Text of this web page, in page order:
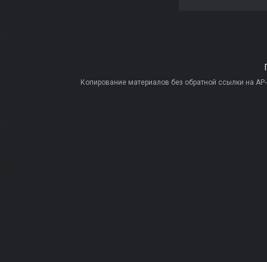
Копирование материалов без обратной ссылки на